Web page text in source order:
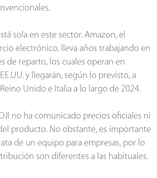
sola en este sector. Amazon, el
electrónico, lleva años trabajando en
de reparto, los cuales operan en
y llegarán, según lo previsto, a
Unido e Italia a lo largo de 2024.
no ha comunicado precios oficiales ni
producto. No obstante, es importante
de un equipo para empresas, por lo
son diferentes a las habituales.